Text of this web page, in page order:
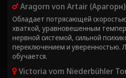
Aragorn von Artair (Арагорн)
Обладает потрясающей
хваткой, уравновешенным
нервной системой, сильной
переключением и уверенностью.
обучается.
Victoria vom Niederbühler